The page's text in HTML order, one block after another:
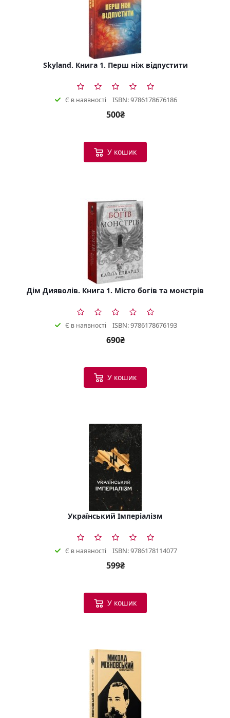
Skyland. Книга 1. Перш ніж відпустити
Є в наявності ISBN: 9786178676186
500₴
У кошик
Дім Дияволів. Книга 1. Місто богів та монстрів
Є в наявності ISBN: 9786178676193
690₴
У кошик
Український Імперіалізм
Є в наявності ISBN: 9786178114077
599₴
У кошик